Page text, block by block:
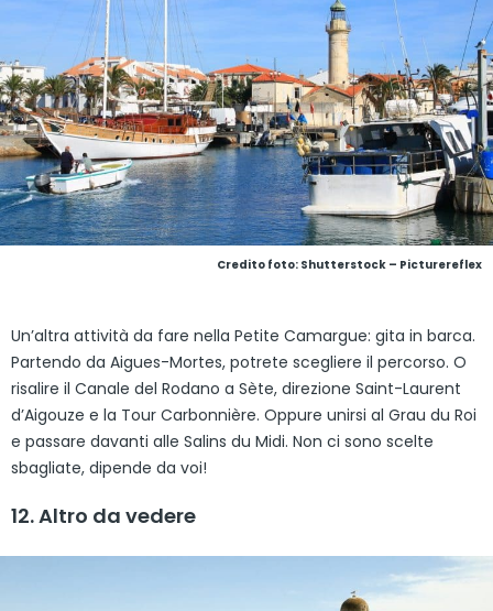
Credito foto: Shutterstock – Picturereflex
Un’altra attività da fare nella Petite Camargue: gita in barca.
Partendo da Aigues-Mortes, potrete scegliere il percorso. O
risalire il Canale del Rodano a Sète, direzione Saint-Laurent
d’Aigouze e la Tour Carbonnière. Oppure unirsi al Grau du Roi
e passare davanti alle Salins du Midi. Non ci sono scelte
sbagliate, dipende da voi!
12. Altro da vedere